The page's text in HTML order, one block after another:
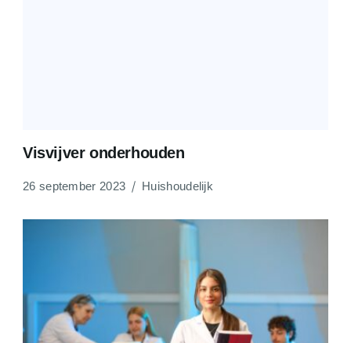
Visvijver onderhouden
26 september 2023 Huishoudelijk